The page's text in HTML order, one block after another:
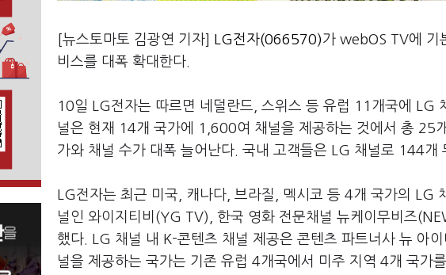
[뉴스토마토 김광연 기자] LG전자(066570)가 webOS TV에 기
비스를 대폭 확대한다.
10일 LG전자는 따르면 네덜란드, 스위스 등 유럽 11개국에 LG
널은 현재 14개 국가에 1,600여 채널을 제공하는 것에서 총 25
가와 채널 수가 대폭 늘어난다. 국내 고객들은 LG 채널로 144개
LG전자는 최근 미국, 캐나다, 브라질, 멕시코 등 4개 국가의 LG
널인 와이지티비(YG TV), 한국 영화 전문채널 뉴케이무비즈
했다. LG 채널 내 K-콘텐츠 채널 제공은 콘텐츠 파트너사 뉴 아
널을 제공하는 국가는 기존 유럽 4개국에서 미주 지역 4개 국가